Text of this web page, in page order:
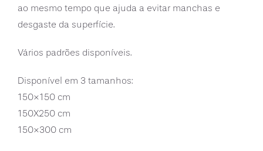
ao mesmo tempo que ajuda a evitar manchas e
desgaste da superfície.
Vários padrões disponíveis.
Disponível em 3 tamanhos:
150×150 cm
150X250 cm
150×300 cm